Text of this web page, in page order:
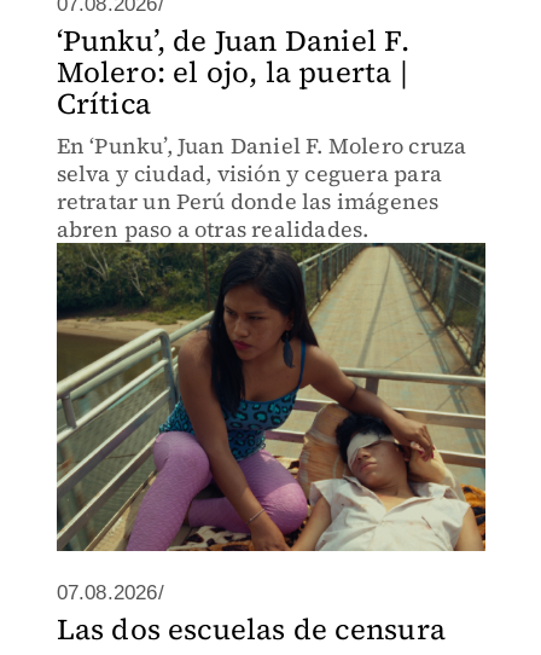
‘Punku’, de Juan Daniel F.
Molero: el ojo, la puerta |
Crítica
En ‘Punku’, Juan Daniel F. Molero cruza
selva y ciudad, visión y ceguera para
retratar un Perú donde las imágenes
abren paso a otras realidades.
07.08.2026/
Las dos escuelas de censura